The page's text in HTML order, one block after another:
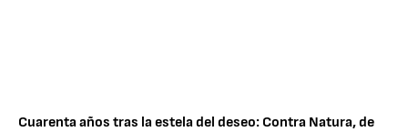
Cuarenta años tras la estela del deseo: Contra Natura, de